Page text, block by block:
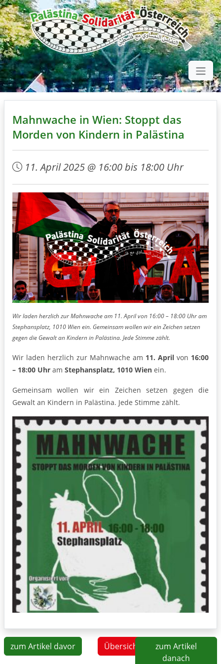
Mahnwache in Wien: Stoppt das
Morden von Kindern in Palästina
11. April 2025 @ 16:00 bis 18:00 Uhr
Wir laden herzlich zur Mahnwache am 11. April von 16:00 – 18:00 Uhr am
Stephansplatz, 1010 Wien ein. Gemeinsam wollen wir ein Zeichen setzen
gegen die Gewalt an Kindern in Palästina. Jede Stimme zählt.
Wir laden herzlich zur Mahnwache am 11. April von 16:00
– 18:00 Uhr am Stephansplatz, 1010 Wien ein.
Gemeinsam wollen wir ein Zeichen setzen gegen die
Gewalt an Kindern in Palästina. Jede Stimme zählt.
zum Artikel davor Übersicht
zum Artikel
danach